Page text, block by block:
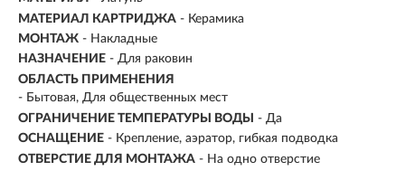
МАТЕРИАЛ КАРТРИДЖА - Керамика
МОНТАЖ - Накладные
НАЗНАЧЕНИЕ - Для раковин
ОБЛАСТЬ ПРИМЕНЕНИЯ
- Бытовая, Для общественных мест
ОГРАНИЧЕНИЕ ТЕМПЕРАТУРЫ ВОДЫ
- Да
ОСНАЩЕНИЕ - Крепление, аэратор, гибкая подводка
ОТВЕРСТИЕ ДЛЯ МОНТАЖА - На одно отверстие